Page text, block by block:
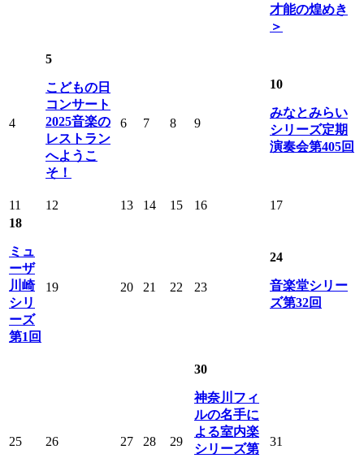
才能の煌めき
＞
4
5
こどもの日
コンサート
2025音楽の
レストラン
へようこ
そ！
6 7 8 9
10
みなとみらい
シリーズ定期
演奏会第405回
11 12 13 14 15 16
17
18
ミュ
ーザ
川崎
シリ
ーズ
第1回
19 20 21 22 23
24
音楽堂シリー
ズ第32回
25 26 27 28 29
30
神奈川フィ
ルの名手に
よる室内楽
シリーズ第
31